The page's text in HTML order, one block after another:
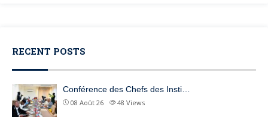
RECENT POSTS
Conférence des Chefs des Insti…
08 Août 26 48 Views